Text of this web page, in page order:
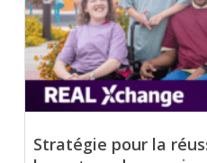
Stratégie pour la